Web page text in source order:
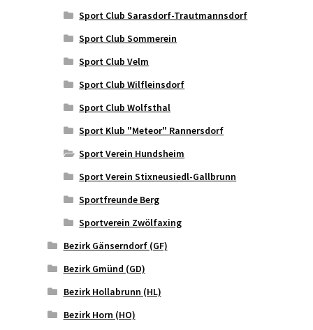
Sport Club Sarasdorf-Trautmannsdorf
Sport Club Sommerein
Sport Club Velm
Sport Club Wilfleinsdorf
Sport Club Wolfsthal
Sport Klub "Meteor" Rannersdorf
Sport Verein Hundsheim
Sport Verein Stixneusiedl-Gallbrunn
Sportfreunde Berg
Sportverein Zwölfaxing
Bezirk Gänserndorf (GF)
Bezirk Gmünd (GD)
Bezirk Hollabrunn (HL)
Bezirk Horn (HO)